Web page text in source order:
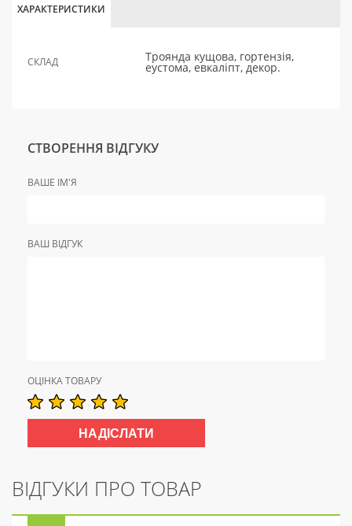
ХАРАКТЕРИСТИКИ
СКЛАД Троянда кущова, гортензія,
еустома, евкаліпт, декор.
СТВОРЕННЯ ВІДГУКУ
ВАШЕ ІМ'Я
ВАШ ВІДГУК
ОЦІНКА ТОВАРУ
ВІДГУКИ ПРО ТОВАР